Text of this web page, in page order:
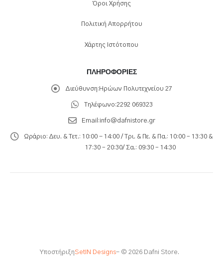
Όροι Χρήσης
Πολιτική Απορρήτου
Χάρτης Ιστότοπου
ΠΛΗΡΟΦΟΡΊΕΣ
Διεύθυνση: Ηρώων Πολυτεχνείου 27
Τηλέφωνο:2292 069323
Email:info@dafnistore.gr
Ωράριο: Δευ. & Τετ.: 10:00 - 14:00 / Τρι. & Πε. & Πα.: 10:00 – 13:30 &
17:30 – 20:30/ Σα.: 09:30 – 14:30
ΥποστήριξηSetIN Designs- © 2026 Dafni Store.